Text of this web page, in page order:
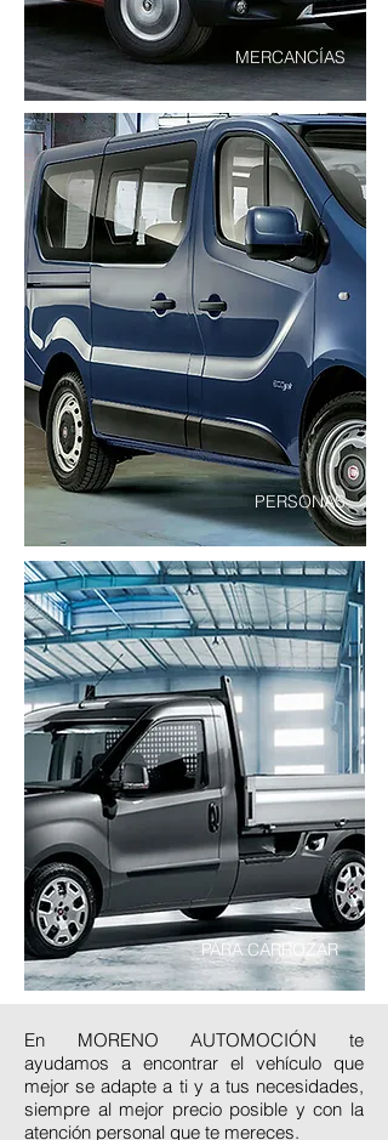
MERCANCÍAS
PERSONAS
PARA CARROZAR
En MORENO AUTOMOCIÓN te
ayudamos a encontrar el vehículo que
mejor se adapte a ti y a tus necesidades,
siempre al mejor precio posible y con la
atención personal que te mereces.